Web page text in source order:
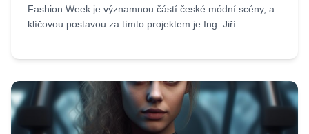
Fashion Week je významnou částí české módní scény, a
klíčovou postavou za tímto projektem je Ing. Jiří...